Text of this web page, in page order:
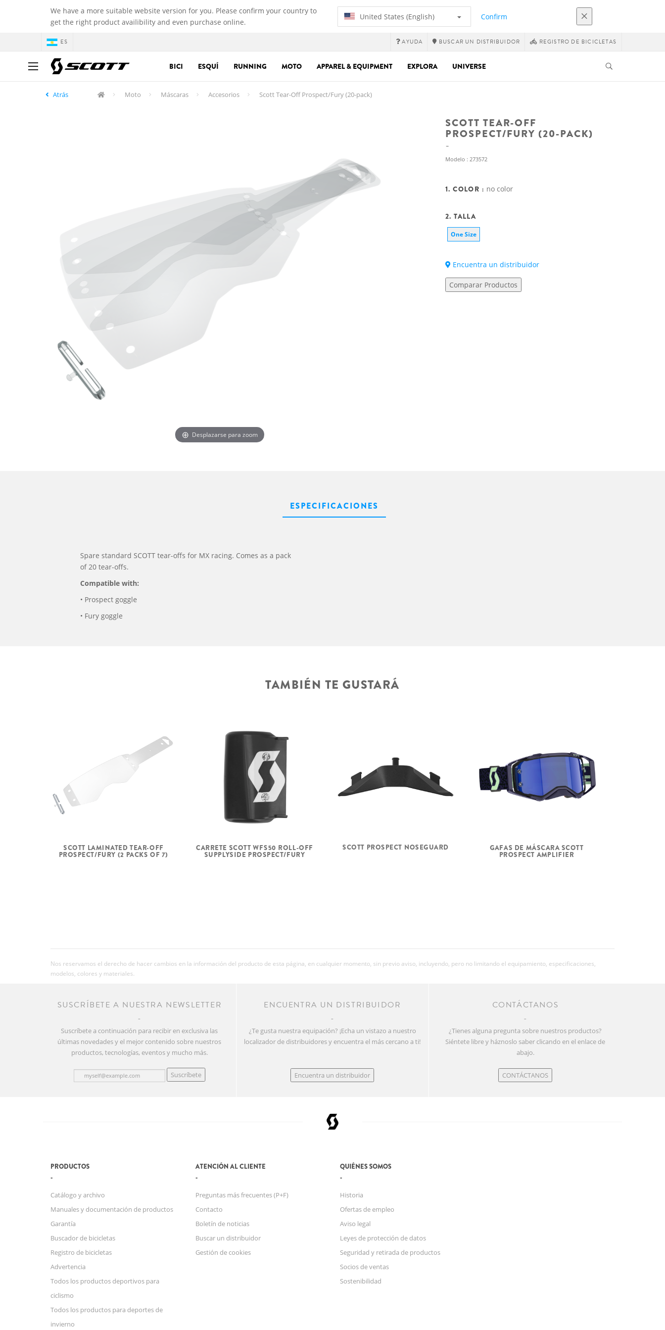
We have a more suitable website version for you. Please confirm your country to
get the right product availibility and even purchase online.
United States (English) Confirm
ES AYUDA BUSCAR UN DISTRIBUIDOR REGISTRO DE BICICLETAS
BICI ESQUÍ RUNNING MOTO APPAREL & EQUIPMENT EXPLORA UNIVERSE
Atrás Moto Máscaras Accesorios Scott Tear-Off Prospect/Fury (20-pack)
SCOTT TEAR-OFF
PROSPECT/FURY (20-PACK)
Modelo : 273572
Desplazarse para zoom
1. COLOR : no color
2. TALLA
One Size
Encuentra un distribuidor
Comparar Productos
ESPECIFICACIONES
Spare standard SCOTT tear-offs for MX racing. Comes as a pack
of 20 tear-offs.
Compatible with:
• Prospect goggle
• Fury goggle
TAMBIÉN TE GUSTARÁ
SCOTT LAMINATED TEAR-OFF
PROSPECT/FURY (2 PACKS OF 7)
CARRETE SCOTT WFS50 ROLL-OFF
SUPPLYSIDE PROSPECT/FURY
SCOTT PROSPECT NOSEGUARD GAFAS DE MÁSCARA SCOTT
PROSPECT AMPLIFIER
Nos reservamos el derecho de hacer cambios en la información del producto de esta página, en cualquier momento, sin previo aviso, incluyendo, pero no limitando el equipamiento, especificaciones,
modelos, colores y materiales.
SUSCRÍBETE A NUESTRA NEWSLETTER
Suscríbete a continuación para recibir en exclusiva las
últimas novedades y el mejor contenido sobre nuestros
productos, tecnologías, eventos y mucho más.
Suscríbete
ENCUENTRA UN DISTRIBUIDOR
¿Te gusta nuestra equipación? ¡Echa un vistazo a nuestro
localizador de distribuidores y encuentra el más cercano a ti!
Encuentra un distribuidor
CONTÁCTANOS
¿Tienes alguna pregunta sobre nuestros productos?
Siéntete libre y háznoslo saber clicando en el enlace de
abajo.
CONTÁCTANOS
PRODUCTOS
Catálogo y archivo
Manuales y documentación de productos
Garantía
Buscador de bicicletas
Registro de bicicletas
Advertencia
Todos los productos deportivos para
ciclismo
Todos los productos para deportes de
invierno
ATENCIÓN AL CLIENTE
Preguntas más frecuentes (P+F)
Contacto
Boletín de noticias
Buscar un distribuidor
Gestión de cookies
QUIÉNES SOMOS
Historia
Ofertas de empleo
Aviso legal
Leyes de protección de datos
Seguridad y retirada de productos
Socios de ventas
Sostenibilidad